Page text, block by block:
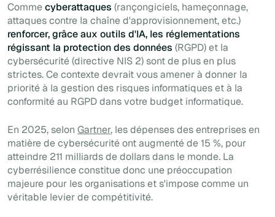
Commecyberattaques (rançongiciels, hameçonnage,
attaques contre la chaîne d'approvisionnement, etc.)
renforcer, grâce aux outils d'IA, les réglementations
régissant la protection des données (RGPD) et la
cybersécurité (directive NIS 2) sont de plus en plus
strictes. Ce contexte devrait vous amener à donner la
priorité à la gestion des risques informatiques et à la
conformité au RGPD dans votre budget informatique.
En 2025, selon Gartner, les dépenses des entreprises en
matière de cybersécurité ont augmenté de 15 %, pour
atteindre 211 milliards de dollars dans le monde. La
cyberrésilience constitue donc une préoccupation
majeure pour les organisations et s'impose comme un
véritable levier de compétitivité.